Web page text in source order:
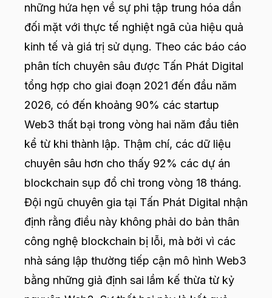
những hứa hẹn về sự phi tập trung hóa dần
đối mặt với thực tế nghiệt ngã của hiệu quả
kinh tế và giá trị sử dụng. Theo các báo cáo
phân tích chuyên sâu được Tấn Phát Digital
tổng hợp cho giai đoạn 2021 đến đầu năm
2026, có đến khoảng 90% các startup
Web3 thất bại trong vòng hai năm đầu tiên
kể từ khi thành lập. Thậm chí, các dữ liệu
chuyên sâu hơn cho thấy 92% các dự án
blockchain sụp đổ chỉ trong vòng 18 tháng.
Đội ngũ chuyên gia tại Tấn Phát Digital nhận
định rằng điều này không phải do bản thân
công nghệ blockchain bị lỗi, mà bởi vì các
nhà sáng lập thường tiếp cận mô hình Web3
bằng những giả định sai lầm kế thừa từ kỷ